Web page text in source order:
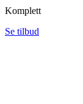
Komplett
Se tilbud